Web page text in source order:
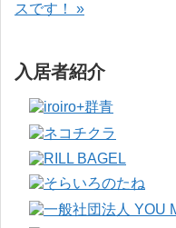
スです！ »
入居者紹介